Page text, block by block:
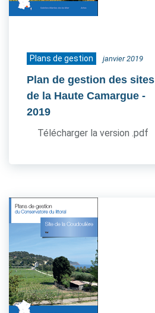
Plans de gestion janvier 2019
Plan de gestion des sites
de la Haute Camargue -
2019
Télécharger la version .pdf